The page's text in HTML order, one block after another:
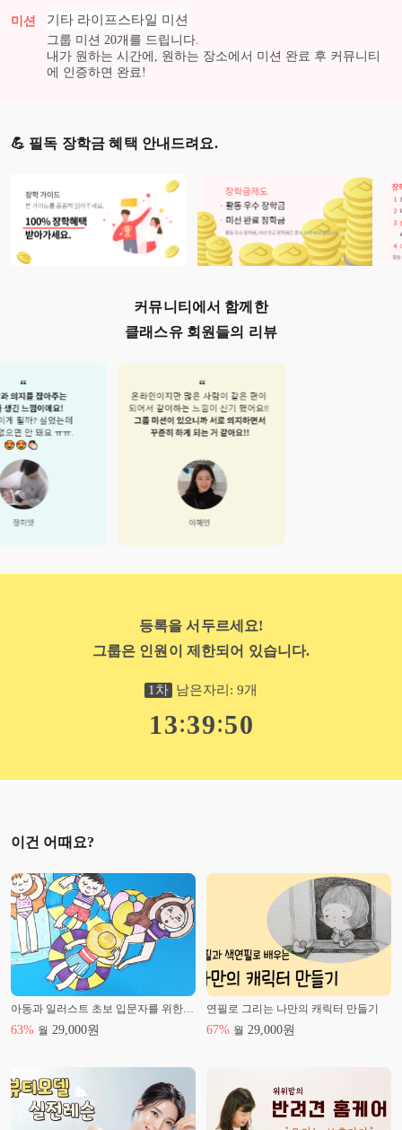
미션 기타 라이프스타일 미션
그룹 미션 20개를 드립니다.
내가 원하는 시간에, 원하는 장소에서 미션 완료 후 커뮤니티
에 인증하면 완료!
💪 필독 장학금 혜택 안내드려요.
커뮤니티에서 함께한
클래스유 회원들의 리뷰
등록을 서두르세요!
그룹은 인원이 제한되어 있습니다.
1 차 남은자리: 9개
13:39:49
이건 어때요?
아동과 일러스트 초보 입문자를 위한 다양한 동작 쉽게 그리기
63% 월 29,000원
연필로 그리는 나만의 캐릭터 만들기
67% 월 29,000원